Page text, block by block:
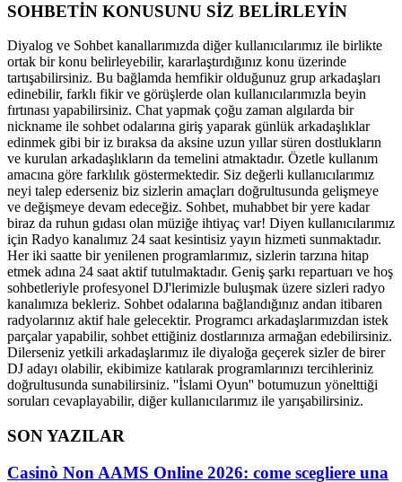
SOHBETİN KONUSUNU SİZ BELİRLEYİN
Diyalog ve Sohbet kanallarımızda diğer kullanıcılarımız ile birlikte
ortak bir konu belirleyebilir, kararlaştırdığınız konu üzerinde
tartışabilirsiniz. Bu bağlamda hemfikir olduğunuz grup arkadaşları
edinebilir, farklı fikir ve görüşlerde olan kullanıcılarımızla beyin
fırtınası yapabilirsiniz. Chat yapmak çoğu zaman algılarda bir
nickname ile sohbet odalarına giriş yaparak günlük arkadaşlıklar
edinmek gibi bir iz bıraksa da aksine uzun yıllar süren dostlukların
ve kurulan arkadaşlıkların da temelini atmaktadır. Özetle kullanım
amacına göre farklılık göstermektedir. Siz değerli kullanıcılarımız
neyi talep ederseniz biz sizlerin amaçları doğrultusunda gelişmeye
ve değişmeye devam edeceğiz. Sohbet, muhabbet bir yere kadar
biraz da ruhun gıdası olan müziğe ihtiyaç var! Diyen kullanıcılarımız
için Radyo kanalımız 24 saat kesintisiz yayın hizmeti sunmaktadır.
Her iki saatte bir yenilenen programlarımız, sizlerin tarzına hitap
etmek adına 24 saat aktif tutulmaktadır. Geniş şarkı repartuarı ve hoş
sohbetleriyle profesyonel DJ'lerimizle buluşmak üzere sizleri radyo
kanalımıza bekleriz. Sohbet odalarına bağlandığınız andan itibaren
radyolarınız aktif hale gelecektir. Programcı arkadaşlarımızdan istek
parçalar yapabilir, sohbet ettiğiniz dostlarınıza armağan edebilirsiniz.
Dilerseniz yetkili arkadaşlarımız ile diyaloğa geçerek sizler de birer
DJ adayı olabilir, ekibimize katılarak programlarınızı tercihleriniz
doğrultusunda sunabilirsiniz. ''İslami Oyun'' botumuzun yönelttiği
soruları cevaplayabilir, diğer kullanıcılarımız ile yarışabilirsiniz.
SON YAZILAR
Casinò Non AAMS Online 2026: come scegliere una